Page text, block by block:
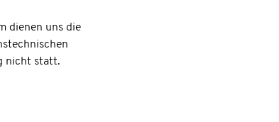
dienen uns die
nicht statt.